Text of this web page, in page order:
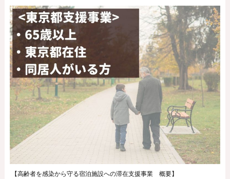
【高齢者を感染から守る宿泊施設への滞在支援事業 概要】